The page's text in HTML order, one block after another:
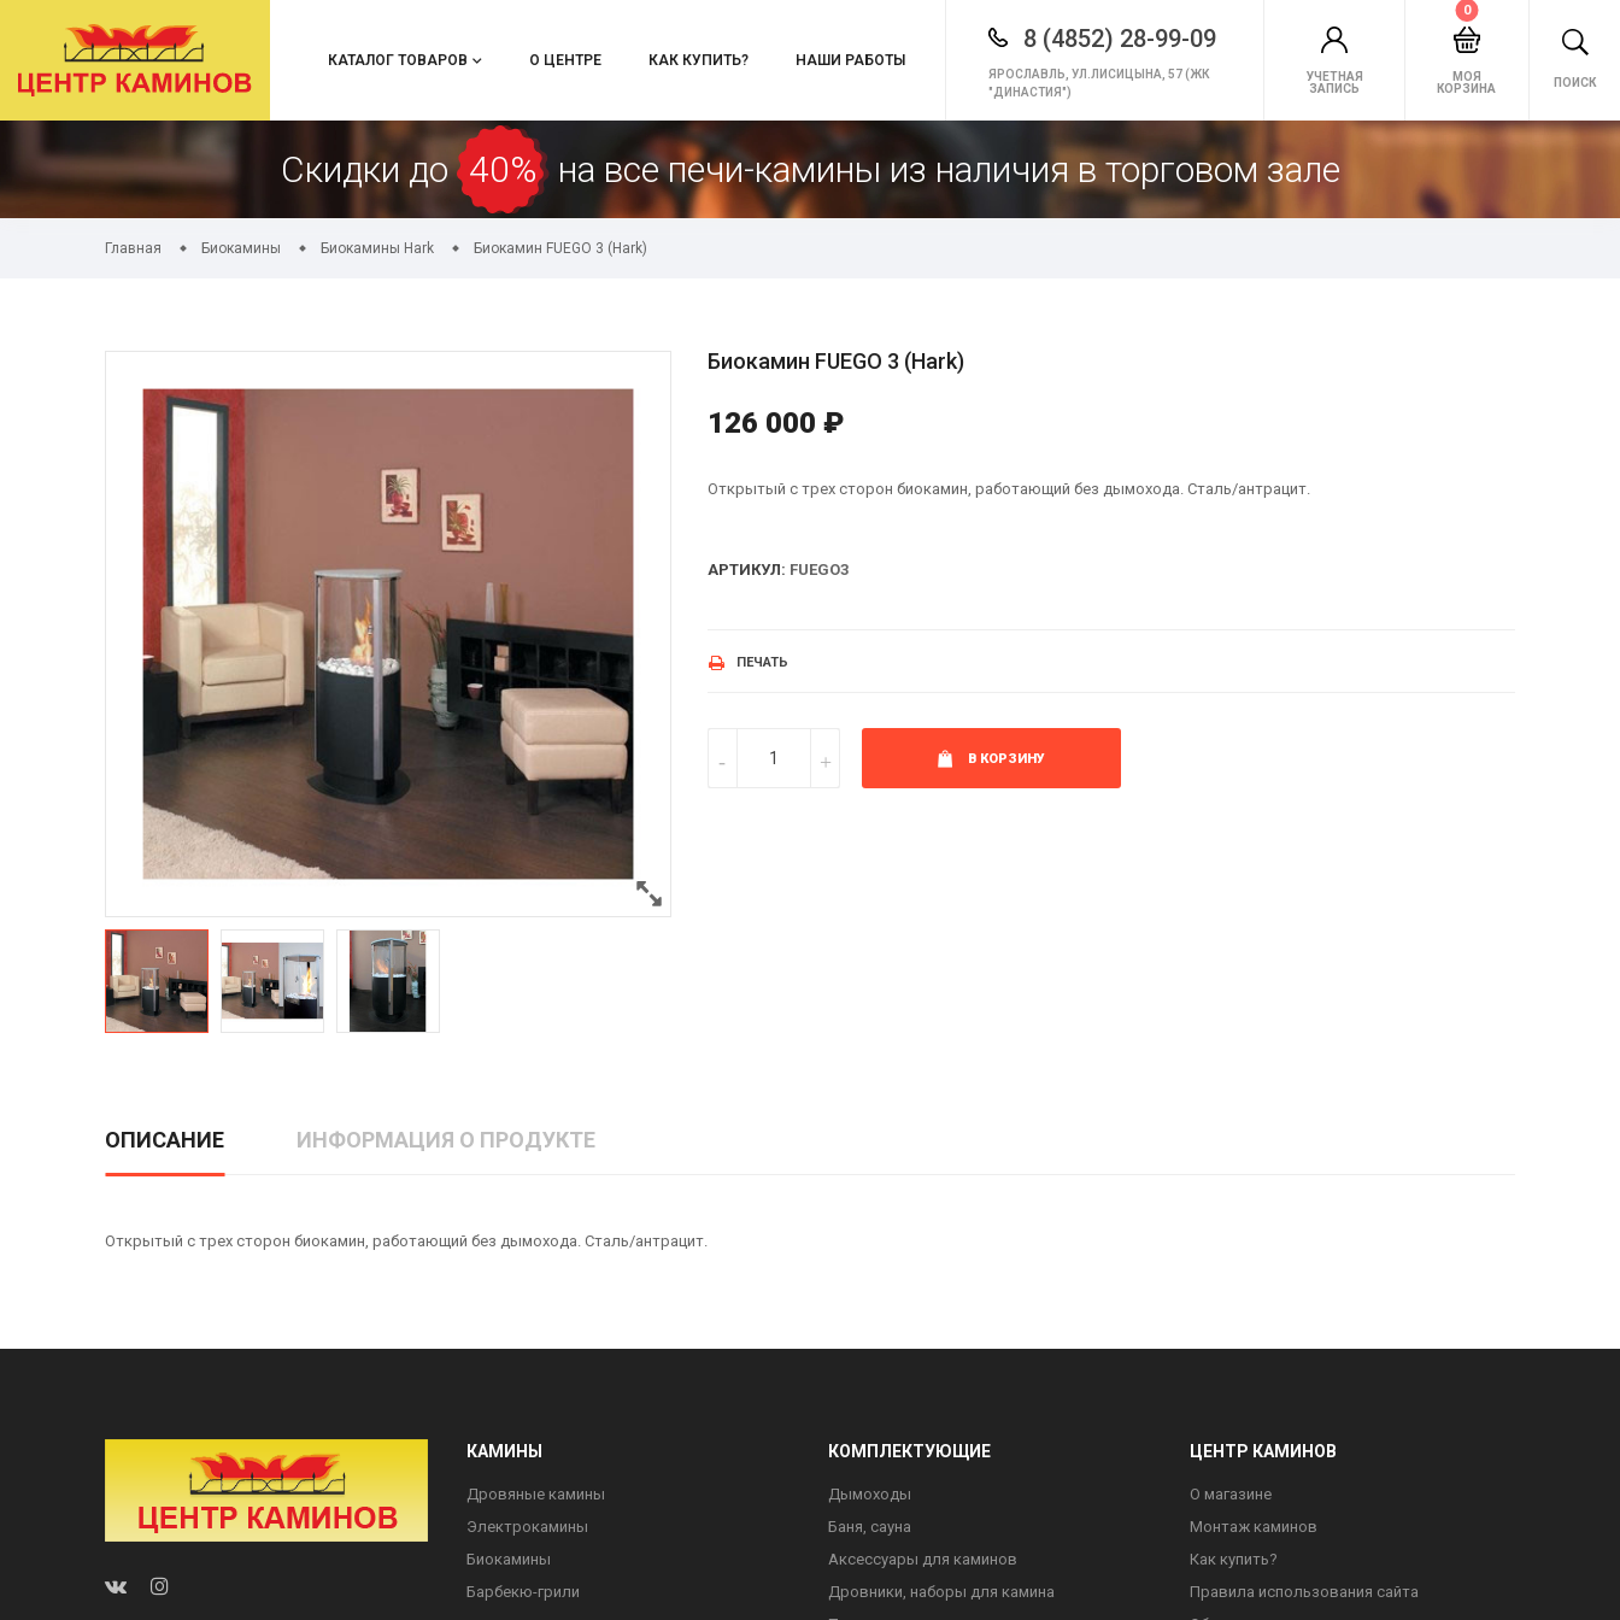
КАТАЛОГ ТОВАРОВ О ЦЕНТРЕ КАК КУПИТЬ? НАШИ РАБОТЫ
8 (4852) 28-99-09
ЯРОСЛАВЛЬ, УЛ.ЛИСИЦЫНА, 57 (ЖК
"ДИНАСТИЯ")
УЧЕТНАЯ
ЗАПИСЬ
МОЯ
КОРЗИНА
0
ПОИСК
Скидки до 40% на все печи-камины из наличия в торговом зале
Главная Биокамины Биокамины Hark Биокамин FUEGO 3 (Hark)
Биокамин FUEGO 3 (Hark)
126 000 ₽
Открытый с трех сторон биокамин, работающий без дымохода. Сталь/антрацит.
АРТИКУЛ: FUEGO3
ПЕЧАТЬ
В КОРЗИНУ
ОПИСАНИЕ ИНФОРМАЦИЯ О ПРОДУКТЕ
Открытый с трех сторон биокамин, работающий без дымохода. Сталь/антрацит.
КАМИНЫ
Дровяные камины
Электрокамины
Биокамины
Барбекю-грили
КОМПЛЕКТУЮЩИЕ
Дымоходы
Баня, сауна
Аксессуары для каминов
Дровники, наборы для камина
ЦЕНТР КАМИНОВ
О магазине
Монтаж каминов
Как купить?
Правила использования сайта